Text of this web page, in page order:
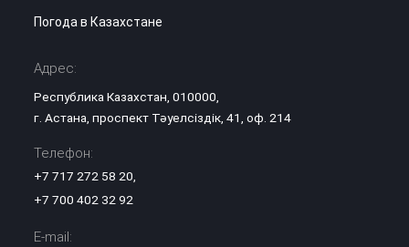
Погода в Казахстане
Адрес:
Республика Казахстан, 010000,
г. Астана, проспект Тәуелсіздік, 41, оф. 214
Телефон:
+7 717 272 58 20
+7 700 402 32 92
E-mail: